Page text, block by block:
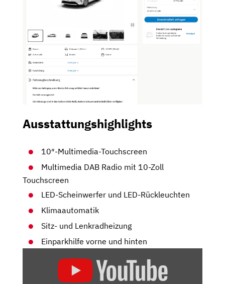
Ausstattungshighlights
10″-Multimedia-Touchscreen
Multimedia DAB Radio mit 10-Zoll
Touchscreen
LED-Scheinwerfer und LED-Rückleuchten
Klimaautomatik
Sitz- und Lenkradheizung
Einparkhilfe vorne und hinten